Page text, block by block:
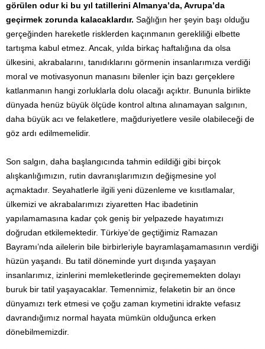
görülen odur ki bu yıl tatillerini Almanya’da, Avrupa’da
geçirmek zorunda kalacaklardır. Sağlığın her şeyin başı olduğu
gerçeğinden hareketle risklerden kaçınmanın gerekliliği elbette
tartışma kabul etmez. Ancak, yılda birkaç haftalığına da olsa
ülkesini, akrabalarını, tanıdıklarını görmenin insanlarımıza verdiği
moral ve motivasyonun manasını bilenler için bazı gerçeklere
katlanmanın hangi zorluklarla dolu olacağı açıktır. Bununla birlikte
dünyada henüz büyük ölçüde kontrol altına alınamayan salgının,
daha büyük acı ve felaketlere, mağduriyetlere vesile olabileceği de
göz ardı edilmemelidir.
Son salgın, daha başlangıcında tahmin edildiği gibi birçok
alışkanlığımızın, rutin davranışlarımızın değişmesine yol
açmaktadır. Seyahatlerle ilgili yeni düzenleme ve kısıtlamalar,
ülkemizi ve akrabalarımızı ziyaretten Hac ibadetinin
yapılamamasına kadar çok geniş bir yelpazede hayatımızı
doğrudan etkilemektedir. Türkiye’de geçtiğimiz Ramazan
Bayramı’nda ailelerin bile birbirleriyle bayramlaşamamasının verdiği
hüzün yaşandı. Bu tatil döneminde yurt dışında yaşayan
insanlarımız, izinlerini memleketlerinde geçirememekten dolayı
buruk bir tatil yaşayacaklar. Temennimiz, felaketin bir an önce
dünyamızı terk etmesi ve çoğu zaman kıymetini idrakte vefasız
davrandığımız normal hayata mümkün olduğunca erken
dönebilmemizdir.